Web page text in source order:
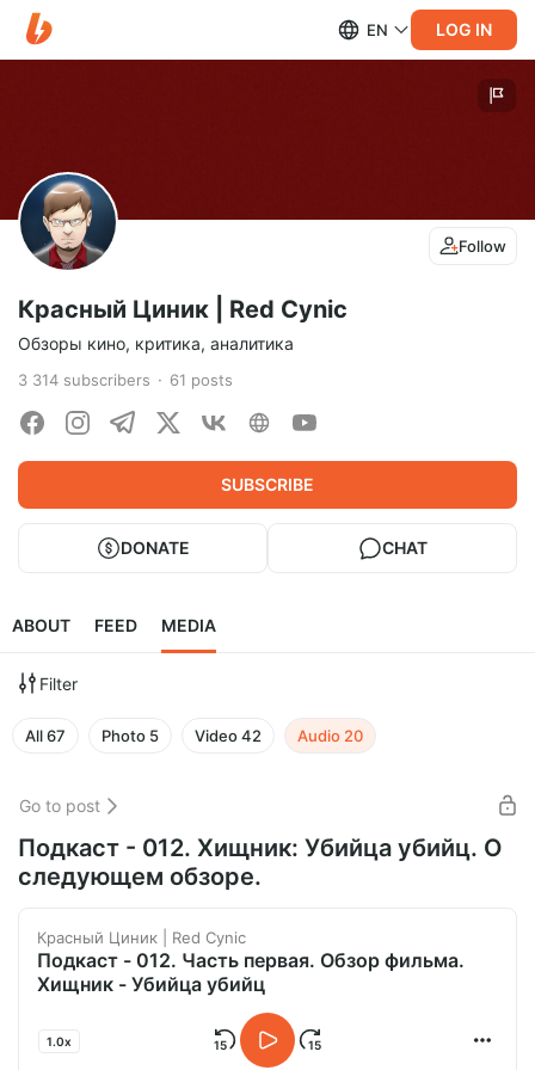
EN LOG IN
Follow
Красный Циник | Red Cynic
Обзоры кино, критика, аналитика
3 314 subscribers 61 posts
SUBSCRIBE
DONATE CHAT
ABOUT FEED MEDIA
Filter
All67 Photo 5 Video42 Audio 20
Go to post
Подкаст - 012. Хищник: Убийца убийц. О
следующем обзоре.
Красный Циник | Red Cynic
Подкаст - 012. Часть первая. Обзор фильма.
Хищник - Убийца убийц
1.0x